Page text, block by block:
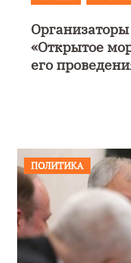
В
фестиваль
каникулы на
ПОЛИТИКА